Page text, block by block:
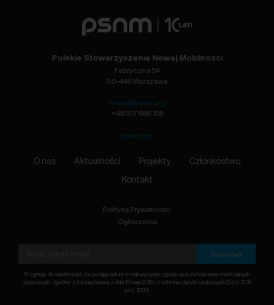
Polskie Stowarzyszenie Nowej Mobilności
Fabryczna 5A
00-446 Warszawa
biuro@psnm.org
+48 507 686 158
psnm.org
O nas Aktualności Projekty Członkostwo
Kontakt
Polityka Prywatności
Ogłoszenia
Zapisz się
Przyjmuję do wiadomości, że podając adres e-mail wyrażam zgodę na przetwarzanie moich danych
osobowych, zgodnie z treścią Ustawy z dnia 10 maja 2018 r. o ochronie danych osobowych (Dz.U. 2018
poz. 1000).